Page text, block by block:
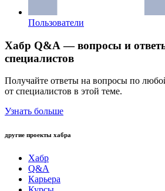
Пользователи
Хабр Q&A — вопросы и
специалистов
Получайте ответы на вопросы по
от специалистов в этой теме.
Узнать больше
другие проекты хабра
Хабр
Q&A
Карьера